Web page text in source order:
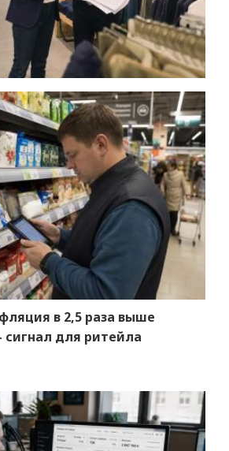
в 2,5 раза выше
для ритейла